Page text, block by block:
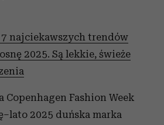
7 najciekawszych trendów
2025. Są lekkie, świeże
Copenhagen Fashion Week
2025 duńska marka